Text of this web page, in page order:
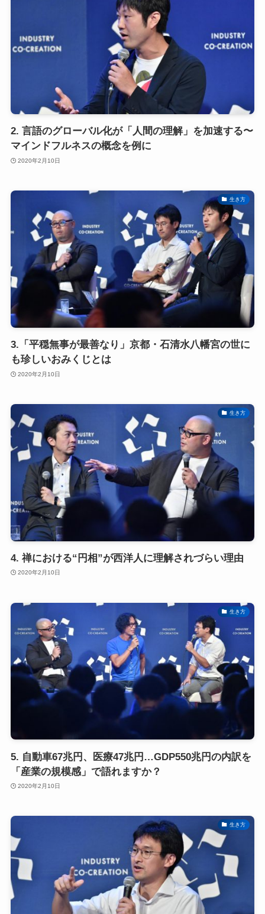
2. 言語のグローバル化が「人間の理解」を加速する〜
マインドフルネスの概念を例に
2020年2月10日
生き方
3.「平穏無事が最善なり」京都・石清水八幡宮の世に
も珍しいおみくじとは
2020年2月10日
生き方
4. 禅における“円相”が西洋人に理解されづらい理由
2020年2月10日
生き方
5. 自動車67兆円、医療47兆円…GDP550兆円の内訳を
「産業の規模感」で語れますか？
2020年2月10日
生き方